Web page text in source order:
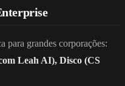
para grandes corporações:
Leah AI), Disco (CS